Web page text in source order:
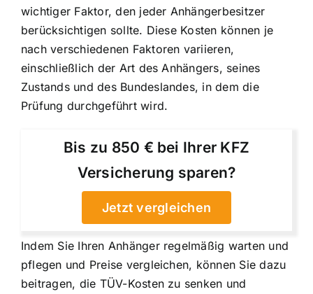
wichtiger Faktor, den jeder Anhängerbesitzer
berücksichtigen sollte. Diese Kosten können je
nach verschiedenen Faktoren variieren,
einschließlich der Art des Anhängers, seines
Zustands und des Bundeslandes, in dem die
Prüfung durchgeführt wird.
Bis zu 850 € bei Ihrer KFZ
Versicherung sparen?
Jetzt vergleichen
Indem Sie Ihren Anhänger regelmäßig warten und
pflegen und Preise vergleichen, können Sie dazu
beitragen, die TÜV-Kosten zu senken und